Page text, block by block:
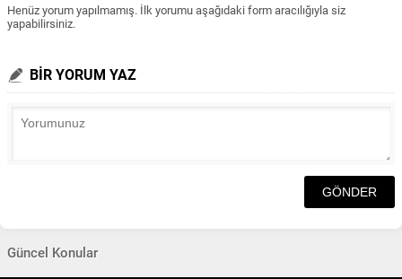
Henüz yorum yapılmamış. İlk yorumu aşağıdaki form aracılığıyla siz
yapabilirsiniz.
BİR YORUM YAZ
Güncel Konular